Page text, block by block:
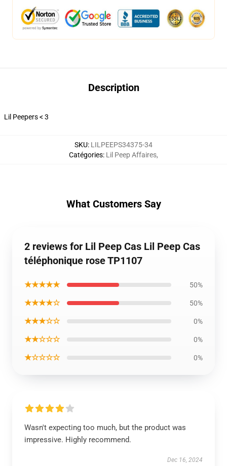
Description
Lil Peepers < 3
SKU: LILPEEPS34375-34
Catégories: Lil Peep Affaires,
What Customers Say
2 reviews for Lil Peep Cas Lil Peep Cas
téléphonique rose TP1107
★★★★★ 50%
★★★★☆ 50%
★★★☆☆ 0%
★★☆☆☆ 0%
★☆☆☆☆ 0%
Wasn't expecting too much, but the product was
impressive. Highly recommend.
Dec 16, 2024